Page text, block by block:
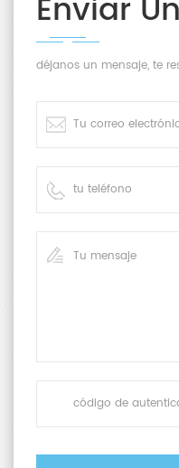
Enviar
déjanos un mensaje, te